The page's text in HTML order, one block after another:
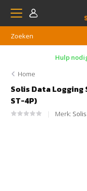
Hulp
Home
Solis Data Logging
ST-4P)
Merk: Solis